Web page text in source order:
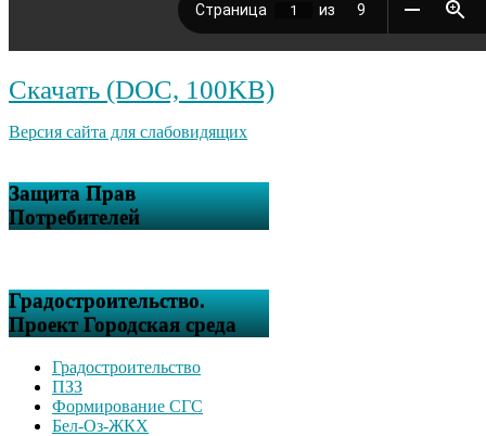
Скачать (DOC, 100KB)
Версия сайта для слабовидящих
Защита Прав
Потребителей
Градостроительство.
Проект Городская среда
Градостроительство
ПЗЗ
Формирование СГС
Бел-Оз-ЖКХ